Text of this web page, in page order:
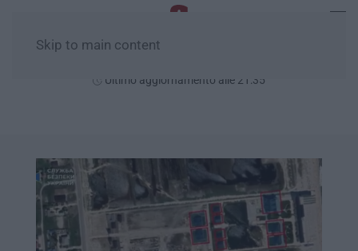
Skip to main content
Ultimo aggiornamento alle 21:35